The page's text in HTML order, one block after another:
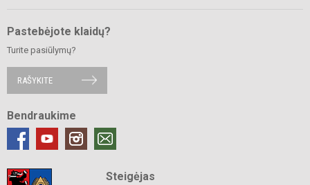
Pastebėjote klaidų?
Turite pasiūlymų?
RAŠYKITE
Bendraukime
Steigėjas